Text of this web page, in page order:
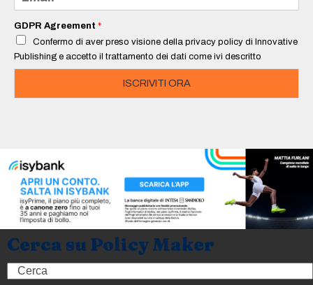
a
i
*
GDPR Agreement *
Confermo di aver preso visione della privacy policy di Innovative
Publishing e accetto il trattamento dei dati come ivi descritto
ISCRIVITI ORA
Cerca su Policy Maker
Search